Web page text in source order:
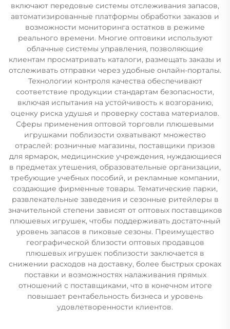
включают передовые системы отслеживания запасов,
автоматизированные платформы обработки заказов и
возможности мониторинга остатков в режиме
реального времени. Многие оптовики используют
облачные системы управления, позволяющие
клиентам просматривать каталоги, размещать заказы и
отслеживать отправки через удобные онлайн-порталы.
Технологии контроля качества обеспечивают
соответствие продукции стандартам безопасности,
включая испытания на устойчивость к возгоранию,
оценку риска удушья и проверку состава материалов.
Сферы применения оптовой торговли плюшевыми
игрушками поблизости охватывают множество
отраслей: розничные магазины, поставщики призов
для ярмарок, медицинские учреждения, нуждающиеся
в предметах утешения, образовательные организации,
требующие учебных пособий, и рекламные компании,
создающие фирменные товары. Тематические парки,
развлекательные заведения и сезонные ритейлеры в
значительной степени зависят от оптовых поставщиков
плюшевых игрушек, чтобы поддерживать достаточный
уровень запасов в пиковые сезоны. Преимущество
географической близости оптовых продавцов
плюшевых игрушек поблизости заключается в
снижении расходов на доставку, более быстрых сроках
поставки и возможностях налаживания прямых
отношений с поставщиками, что в конечном итоге
повышает рентабельность бизнеса и уровень
удовлетворенности клиентов.